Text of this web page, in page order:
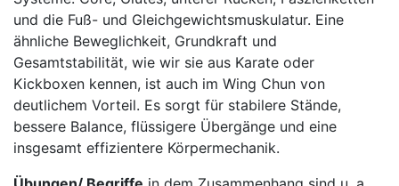
und die Fuß- und Gleichgewichtsmuskulatur. Eine
ähnliche Beweglichkeit, Grundkraft und
Gesamtstabilität, wie wir sie aus Karate oder
Kickboxen kennen, ist auch im Wing Chun von
deutlichem Vorteil. Es sorgt für stabilere Stände,
bessere Balance, flüssigere Übergänge und eine
insgesamt effizientere Körpermechanik.